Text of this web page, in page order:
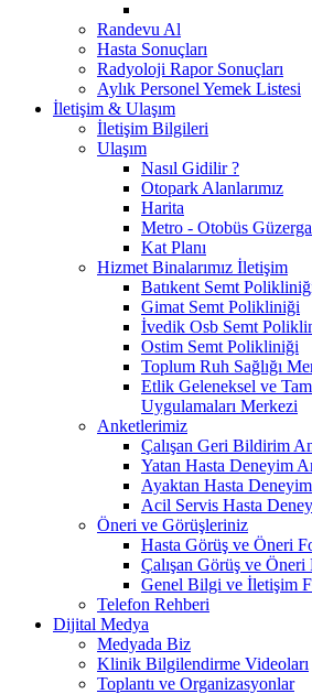
Randevu Al
Hasta Sonuçları
Radyoloji Rapor Sonuçları
Aylık Personel Yemek Listesi
İletişim & Ulaşım
İletişim Bilgileri
Ulaşım
Nasıl Gidilir ?
Otopark Alanlarımız
Harita
Metro - Otobüs
Kat Planı
Hizmet Binalarımız İletişim
Batıkent Semt
Gimat Semt Polikliniği
İvedik Osb Semt
Ostim Semt Polikliniği
Toplum Ruh Sağlığı
Etlik Geleneksel ve
Uygulamaları Merkezi
Anketlerimiz
Çalışan Geri Bildirim
Yatan Hasta Deneyim
Ayaktan Hasta
Acil Servis Hasta
Öneri ve Görüşleriniz
Hasta Görüş ve Öneri
Çalışan Görüş ve Öneri
Genel Bilgi ve İletişim
Telefon Rehberi
Dijital Medya
Medyada Biz
Klinik Bilgilendirme Videoları
Toplantı ve Organizasyonlar